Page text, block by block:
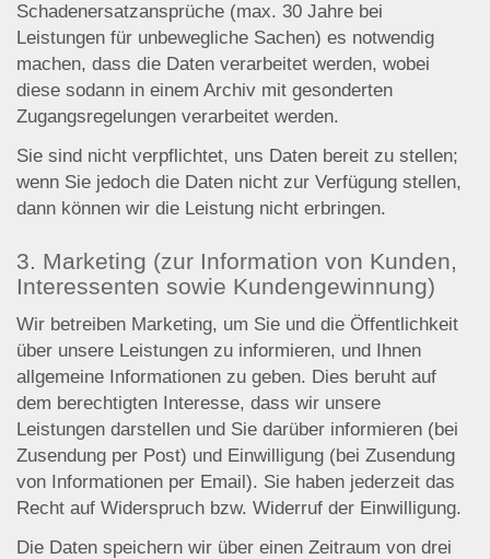
Schadenersatzansprüche (max. 30 Jahre bei
Leistungen für unbewegliche Sachen) es notwendig
machen, dass die Daten verarbeitet werden, wobei
diese sodann in einem Archiv mit gesonderten
Zugangsregelungen verarbeitet werden.
Sie sind nicht verpflichtet, uns Daten bereit zu stellen;
wenn Sie jedoch die Daten nicht zur Verfügung stellen,
dann können wir die Leistung nicht erbringen.
3. Marketing (zur Information von Kunden,
Interessenten sowie Kundengewinnung)
Wir betreiben Marketing, um Sie und die Öffentlichkeit
über unsere Leistungen zu informieren, und Ihnen
allgemeine Informationen zu geben. Dies beruht auf
dem berechtigten Interesse, dass wir unsere
Leistungen darstellen und Sie darüber informieren (bei
Zusendung per Post) und Einwilligung (bei Zusendung
von Informationen per Email). Sie haben jederzeit das
Recht auf Widerspruch bzw. Widerruf der Einwilligung.
Die Daten speichern wir über einen Zeitraum von drei